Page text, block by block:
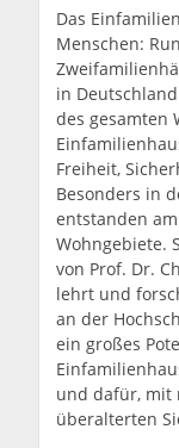
Das
Menschen:
in
des gesamten
Freiheit,
Besonders in
entstanden
Wohngebiete.
von Prof. Dr.
lehrt und
an der
ein großes
und dafür, mit
überalterten